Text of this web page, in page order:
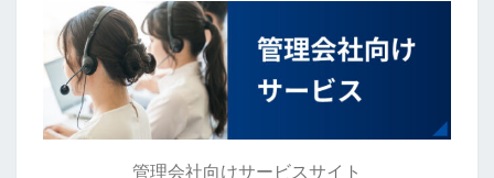
管理会社向けサービスサイト